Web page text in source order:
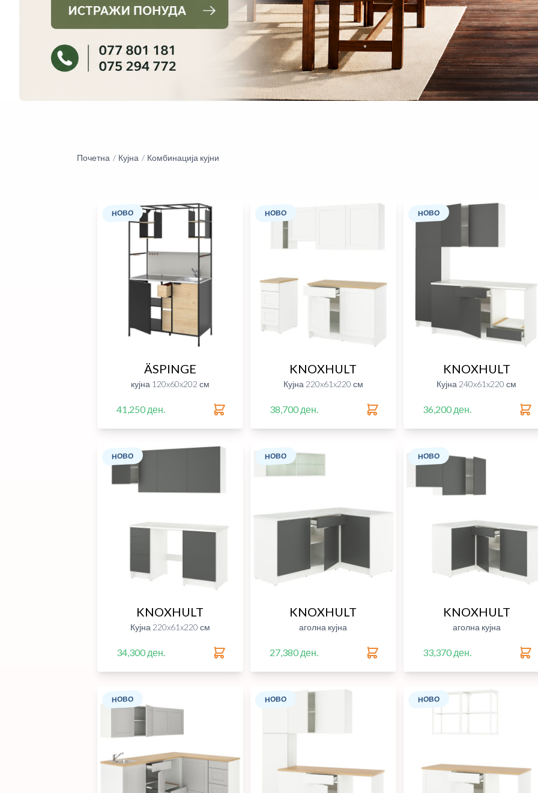
Почетна Кујна Комбинација кујни
НОВО
ÄSPINGE
кујна 120x60x202 см
41,250 ден.
НОВО
KNOXHULT
Кујна 220x61x220 см
38,700 ден.
НОВО
KNOXHULT
Кујна 240x61x220 см
36,200 ден.
НОВО
KNOXHULT
Кујна 220x61x220 см
34,300 ден.
НОВО
KNOXHULT
аголна кујна
27,380 ден.
НОВО
KNOXHULT
аголна кујна
33,370 ден.
НОВО НОВО НОВО